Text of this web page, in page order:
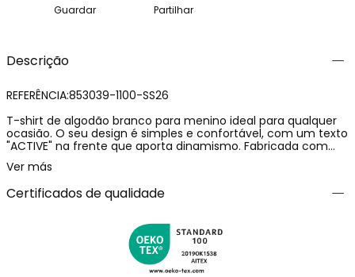
Guardar Partilhar
Descrição
REFERÊNCIA:853039-1100-SS26
T-shirt de algodão branco para menino ideal para qualquer
ocasião. O seu design é simples e confortável, com um texto
"ACTIVE" na frente que aporta dinamismo. Fabricada com
material de alta qualidade, esta t-shirt é suave e respirável.
Disponível em tamanhos desde os 2 até aos 14 anos,
adequada para diferentes idades e etapas de crescimento.
Perfeita para combinar com calções ou jeans em dias
básica e versátil para o guarda-roupa de qualquer menino.
Ver más
Certificados de qualidade